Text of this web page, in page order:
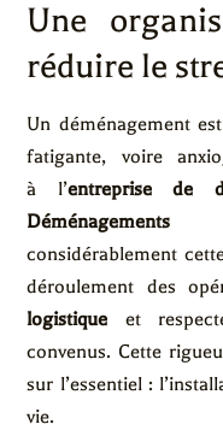
Une
réduire le
Un déménagement
fatigante, voire
à l’entreprise de
Déménagements
considérablement
déroulement des
logistique et
convenus. Cette
sur l’essentiel :
vie.